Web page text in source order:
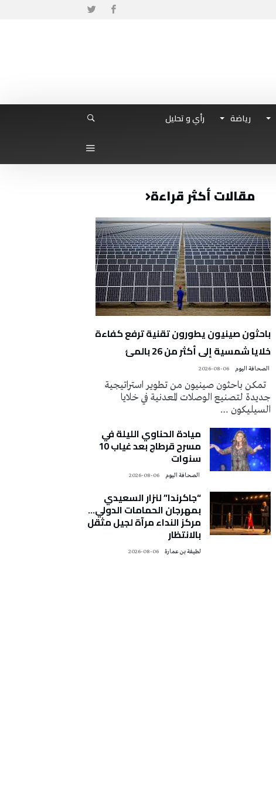
رياضة
رأي و تحليل
مقالات أكثر قراءة
باحثون صينيون يطورون تقنية ترفع كفاءة
خلايا شمسية إلى أكثر من 26 بالمئ
2026-08-06
تمكن باحثون صينيون من تطوير استراتيجية
جديدة لتصنيع الوصلات المعدنية في خلايا
السيليكون …
ميادة الحناوي الليلة في
مسرح قرطاج بعد غياب 10
سنوات
2026-08-06
“جاكرندا” لنزار السعيدي
بمهرجان الحمامات الدولي…
مركز النداء مرآة لجيل مثقل
بالانتظار
لطيفة بن عمارة 2026-08-06